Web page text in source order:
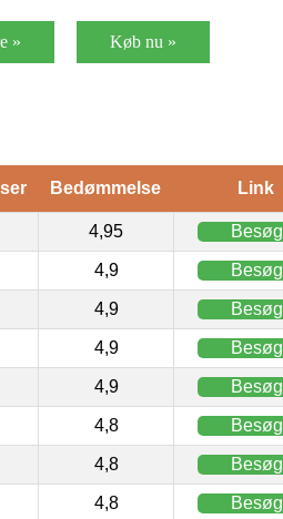
» Køb nu »
Bedømmelse Link
4,95 Besøg
4,9 Besøg
4,9 Besøg
4,9 Besøg
4,9 Besøg
4,8 Besøg
4,8 Besøg
4,8 Besøg